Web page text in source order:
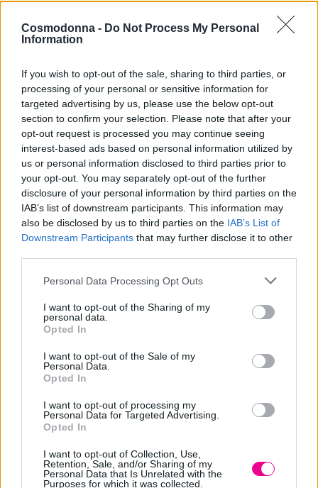
Cosmodonna - Do Not Process My Personal
Information
If you wish to opt-out of the sale, sharing to third parties, or
processing of your personal or sensitive information for
targeted advertising by us, please use the below opt-out
section to confirm your selection. Please note that after your
opt-out request is processed you may continue seeing
interest-based ads based on personal information utilized by
us or personal information disclosed to third parties prior to
your opt-out. You may separately opt-out of the further
disclosure of your personal information by third parties on the
IAB’s list of downstream participants. This information may
also be disclosed by us to third parties on the IAB’s List of
Downstream Participants that may further disclose it to other
Personal Data Processing Opt Outs
I want to opt-out of the Sharing of my
personal data.
Opted In
I want to opt-out of the Sale of my
Personal Data.
Opted In
I want to opt-out of processing my
Personal Data for Targeted Advertising.
Opted In
I want to opt-out of Collection, Use,
Retention, Sale, and/or Sharing of my
Personal Data that Is Unrelated with the
Purposes for which it was collected.
Κατηγορίες: Jaguar ΕΙΔΗ ΚΟΜΜΩΤΗΡΙΟΥ
Share
Περιγραφή
Επιπλέον πληροφορίες
Σχεδιασμένο με εργονομική θέση λαβής, για ξεκούραστη
εργασία και satin φινίρισμα.
Κλασικές λεπίδες με επίπεδη γωνία κοπής για μια πολύ
αποτελεσματική εργασία
η μικροοδοντία από τη μία πλευρά αποτρέπει την
ολίσθηση της τρίχας.
Σχετικά προϊόντα